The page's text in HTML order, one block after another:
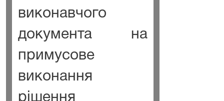
виконавчого
документа на
примусове
виконання
рішення